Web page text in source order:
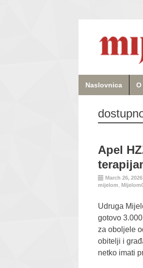
Naslovnica O
Apel
March 26, 2026
mijelom
Udruga
gotovo
za oboljele
obitelji i
netko imati